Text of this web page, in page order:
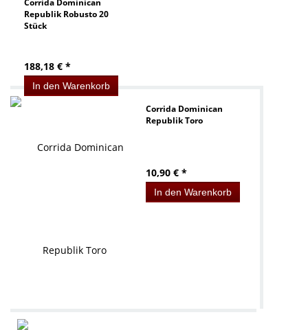
Republik Robusto 20
Stück
188,18 € *
In den Warenkorb
Corrida Dominican
Republik Toro
10,90 € *
In den Warenkorb